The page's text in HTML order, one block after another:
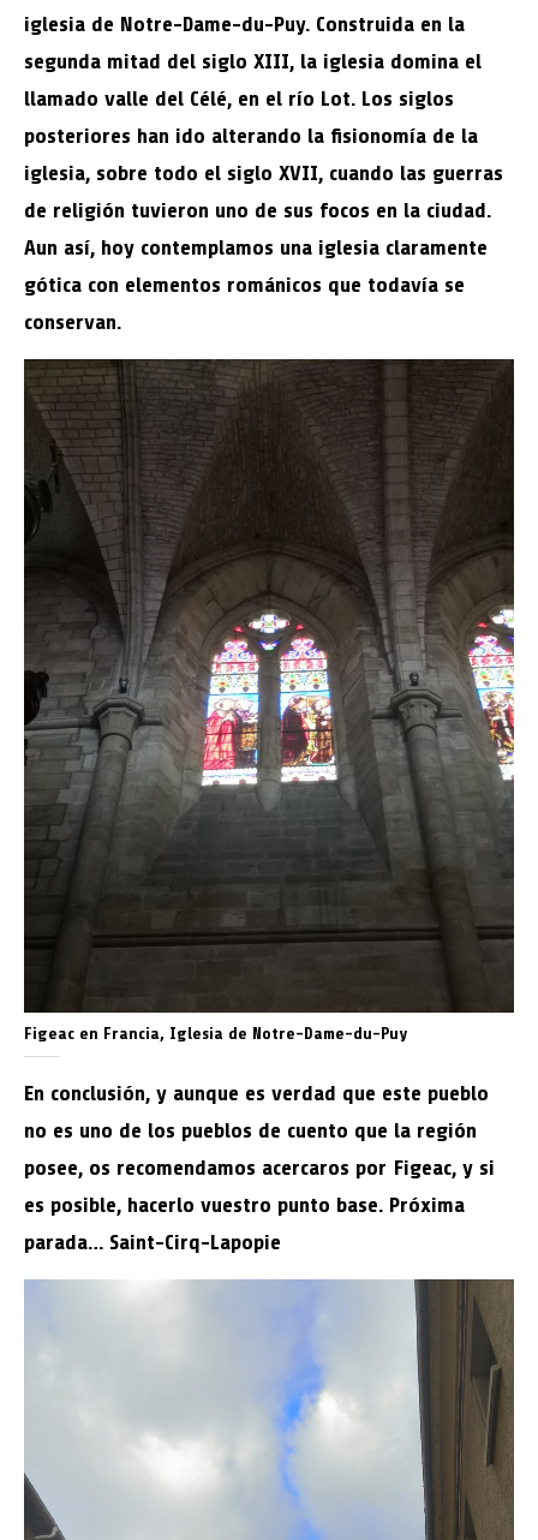
iglesia de Notre-Dame-du-Puy. Construida en la
segunda mitad del siglo XIII, la iglesia domina el
llamado valle del Célé, en el río Lot. Los siglos
posteriores han ido alterando la fisionomía de la
iglesia, sobre todo el siglo XVII, cuando las guerras
de religión tuvieron uno de sus focos en la ciudad.
Aun así, hoy contemplamos una iglesia claramente
gótica con elementos románicos que todavía se
conservan.
Figeac en Francia, Iglesia de Notre-Dame-du-Puy
En conclusión, y aunque es verdad que este pueblo
no es uno de los pueblos de cuento que la región
posee, os recomendamos acercaros por Figeac, y si
es posible, hacerlo vuestro punto base. Próxima
parada… Saint-Cirq-Lapopie